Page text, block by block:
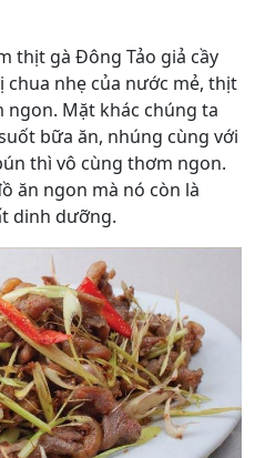
thịt gà Đông Tảo giả cầy
chua nhẹ của nước mẻ, thịt
ngon. Mặt khác chúng ta
bữa ăn, nhúng cùng với
thì vô cùng thơm ngon.
ăn ngon mà nó còn là
dinh dưỡng.